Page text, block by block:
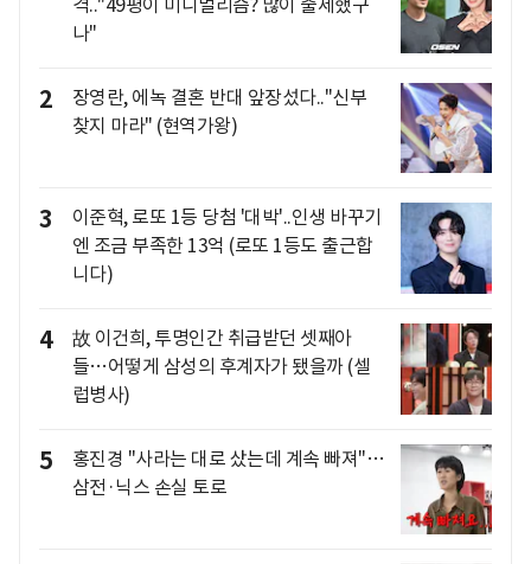
격.."49평이 미니멀리즘? 많이 출세했구
나"
2
장영란, 에녹 결혼 반대 앞장섰다.."신부
찾지 마라" (현역가왕)
3
이준혁, 로또 1등 당첨 '대박'..인생 바꾸기
엔 조금 부족한 13억 (로또 1등도 출근합
니다)
4
故 이건희, 투명인간 취급받던 셋째아
들…어떻게 삼성의 후계자가 됐을까 (셀
럽병사)
5
홍진경 "사라는 대로 샀는데 계속 빠져"…
삼전·닉스 손실 토로